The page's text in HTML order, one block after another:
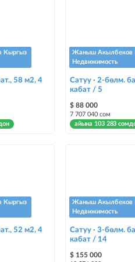
Кыргыз
58 м2, 4
Жаныш Акылбеков
Недвижимость
Сатуу · 2-бөлм.
кабат / 5
$ 88 000
7 707 040 сом
айына 103 283
Кыргыз
52 м2, 4
Жаныш Акылбеков
Недвижимость
Сатуу · 3-бөлм.
кабат / 14
$ 155 000